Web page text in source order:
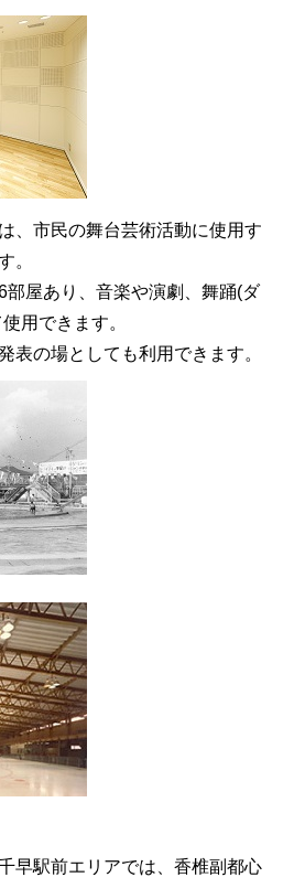
、市民の舞台芸術活動に使用す
。
部屋あり、音楽や演劇、舞踊(ダ
用できます。
表の場としても利用できます。
早駅前エリアでは、香椎副都心